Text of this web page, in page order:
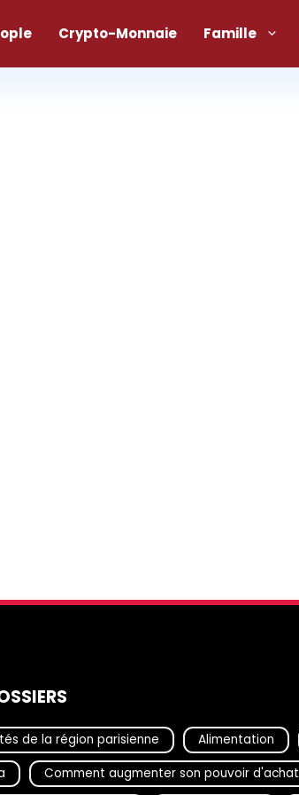
Crypto-Monnaie Famille
de la région parisienne Alimentation
Comment augmenter son pouvoir d'achat